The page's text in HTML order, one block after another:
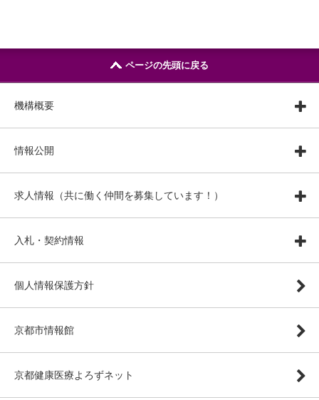
ページの先頭に戻る
機構概要
情報公開
求人情報（共に働く仲間を募集しています！）
入札・契約情報
個人情報保護方針
京都市情報館
京都健康医療よろずネット